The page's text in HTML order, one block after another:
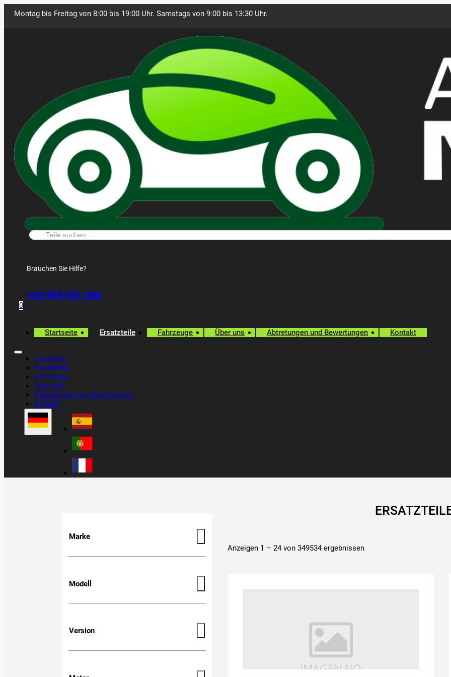
Montag bis Freitag von 8:00 bis 19:00 Uhr. Samstags von 9:00 bis 13:30 Uhr.
Suche:
Brauchen Sie Hilfe?
+34 959 501 246
0
Startseite Ersatzteile Fahrzeuge Über uns Abtretungen und Bewertungen Kontakt
Startseite
Ersatzteile
Fahrzeuge
Über uns
Abtretungen und Bewertungen
Kontakt
Marke
Modell
Version
Anzeigen 1 – 24 von 349534 ergebnissen